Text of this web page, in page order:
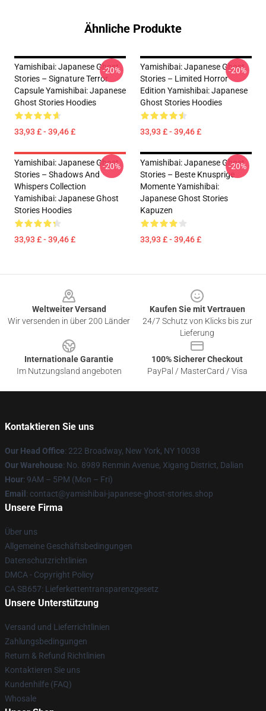
Ähnliche Produkte
Yamishibai: Japanese Ghost
Stories – Signature Terror
Capsule Yamishibai: Japanese
Ghost Stories Hoodies
33,93 £ - 39,46 £
-20%
Yamishibai: Japanese Ghost
Stories – Limited Horror
Edition Yamishibai: Japanese
Ghost Stories Hoodies
33,93 £ - 39,46 £
-20%
Yamishibai: Japanese Ghost
Stories – Shadows And
Whispers Collection
Yamishibai: Japanese Ghost
Stories Hoodies
33,93 £ - 39,46 £
-20%
Yamishibai: Japanese Ghost
Stories – Beste Knusprige
Momente Yamishibai:
Japanese Ghost Stories
Kapuzen
33,93 £ - 39,46 £
-20%
Weltweiter Versand
Wir versenden in über 200 Länder
Kaufen Sie mit Vertrauen
24/7 Schutz von Klicks bis zur
Lieferung
Internationale Garantie
Im Nutzungsland angeboten
100% Sicherer Checkout
PayPal / MasterCard / Visa
Kontaktieren Sie uns
Our Head Office: 222 Broadway, New York, NY 10038
Our Warehouse: No. 8989 Renmin Avenue, Xigang District, Dalian
Hour: 9AM – 5PM (Mon – Fri)
Email : contact@yamishibai-japanese-ghost-stories.shop
Unsere Firma
Über uns
Allgemeine Geschäftsbedingungen
Datenschutzrichtlinien
DMCA - Copyright Policy
CA SB657: Lieferkettentransparenzgesetz
Unsere Unterstützung
Versand und Lieferrichtlinien
Zahlungsbedingungen
Return & Refund Richtlinien
Kontaktieren Sie uns
Kundenhilfe (FAQ)
Whosale